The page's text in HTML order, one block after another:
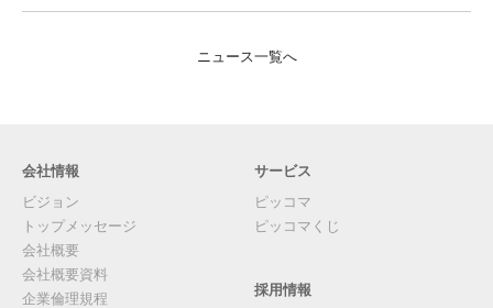
ニュース一覧へ
会社情報
ビジョン
トップメッセージ
会社概要
会社概要資料
企業倫理規程
サービス
ピッコマ
ピッコマくじ
採用情報